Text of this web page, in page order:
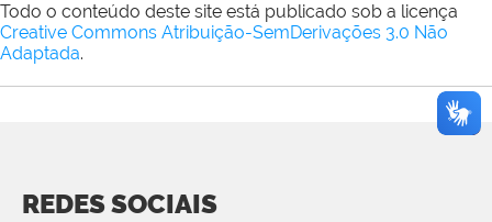
Todo o conteúdo deste site está publicado sob a licença
Creative Commons Atribuição-SemDerivações 3.0 Não
Adaptada.
REDES SOCIAIS